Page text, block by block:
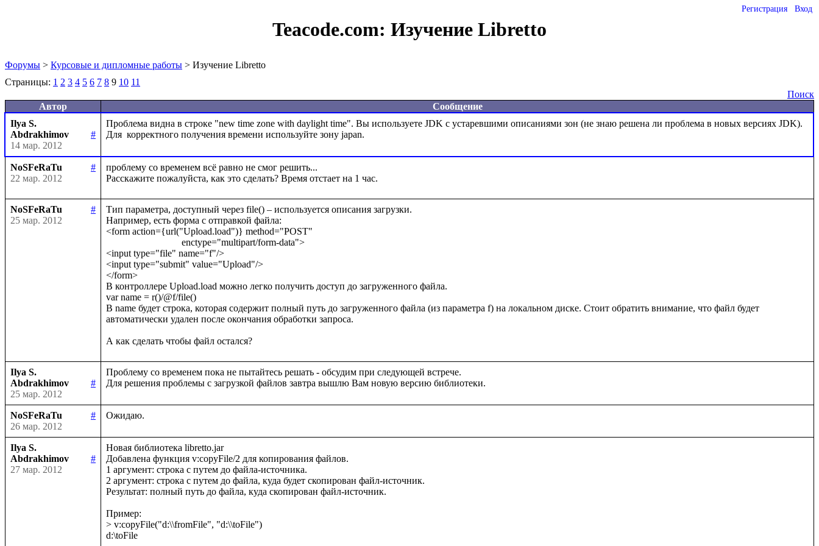
Регистрация Вход
Teacode.com: Изучение Libretto
Форумы > Курсовые и дипломные работы > Изучение Libretto
Страницы: 1 2 3 4 5 6 7 8 9 10 11
Поиск
Автор
Сообщение
Ilya S.
Abdrakhimov
#
14 мар. 2012
Проблема видна в строке "new time zone with daylight time". Вы используете JDK с устаревшими описаниями зон (не знаю решена ли проблема в новых версиях JDK).
NoSFeRaTu
#
22 мар. 2012
проблему со временем всё равно не смог решить...
NoSFeRaTu
#
25 мар. 2012
Тип параметра, доступный через file() – используется описания загрузки.
Например, есть форма с отправкой файла:
<form action={url("Upload.load")} method="POST"
<input type="file" name="f"/>
<input type="submit" value="Upload"/>
</form>
В контроллере Upload.load можно легко получить доступ до загруженного файла.
var name = r()/@f/file()
В name будет строка, которая содержит полный путь до загруженного файла (из параметра f) на локальном диске. Стоит обратить внимание, что файл будет
автоматически удален после окончания обработки запроса.
Ilya S.
Abdrakhimov
#
25 мар. 2012
Проблему со временем пока не пытайтесь решать - обсудим при следующей встрече.
NoSFeRaTu
#
26 мар. 2012
Ilya S.
Abdrakhimov
#
27 мар. 2012
Новая библиотека libretto.jar
Добавлена функция v:copyFile/2 для копирования файлов.
1 аргумент: строка с путем до файла-источника.
2 аргумент: строка с путем до файла, куда будет скопирован файл-источник.
Результат: полный путь до файла, куда скопирован файл-источник.
Пример:
> v:copyFile("d:\\fromFile", "d:\\toFile")